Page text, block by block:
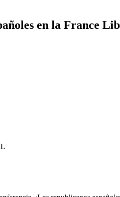
en la France